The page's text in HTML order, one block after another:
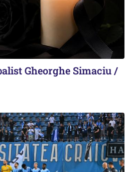
Gheorghe Simaciu /